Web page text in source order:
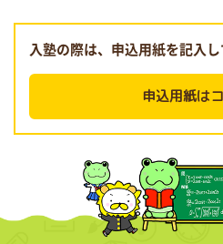
入塾の際は、申込用紙を記入し
申込用紙は